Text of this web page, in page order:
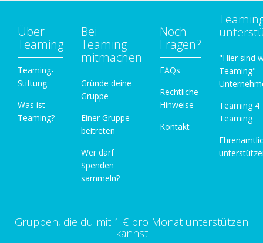
Über
Teaming
Teaming-
Stiftung
Was ist
Teaming?
Bei
Teaming
mitmachen
Gründe deine
Gruppe
Einer Gruppe
beitreten
Wer darf
Spenden
sammeln?
Noch
Fragen?
FAQs
Rechtliche
Hinweise
Kontakt
"Hier sind
Teaming"-
Teaming 4
Teaming
Gruppen, die du mit 1 € pro Monat unterstützen
kannst